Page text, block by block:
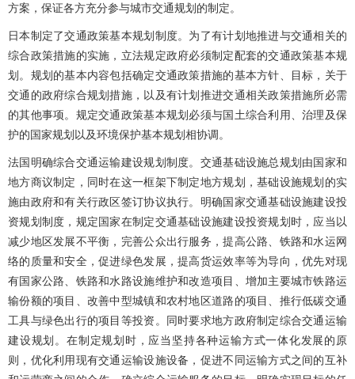
方案，保证各方充分参与城市交通规划的制定。
日本制定了交通政策基本规划制度。为了有计划地推进与交通相关的
综合政策措施的实施，立法规定政府必须制定配套的交通政策基本规
划。规划的基本内容包括确定交通政策措施的基本方针、目标，关于
交通的政府综合规划措施，以及有计划推进交通相关政策措施所必需
的其他事项。规定交通政策基本规划必须与国土综合利用、治理及保
护的国家规划以及环境保护基本规划相协调。
法国明确综合交通运输建设规划制度。交通基础设施总规划由国家和
地方商议制定，同时在这一框架下制定地方规划，基础设施规划的实
施由政府和有关行政区签订协议执行。明确国家交通基础设施建设投
资规划制度，规定国家在制定交通基础设施建设投资规划时，应当以
减少地区发展不平衡，完善公众出行服务，提高公路、铁路和水运网
络的质量和安全，促进绿色发展，提高货运效率等为导向，优先对现
有国家公路、铁路和水路设施维护和改造项目、增加主要城市铁路运
输份额的项目、改善中型城镇和农村地区道路的项目、推行低碳交通
工具与绿色出行的项目等投资。同时要求地方政府制定综合交通运输
建设规划。在制定规划时，应当坚持各种运输方式一体化发展的原
则，优化利用现有交通运输设施设备，促进不同运输方式之间的互补